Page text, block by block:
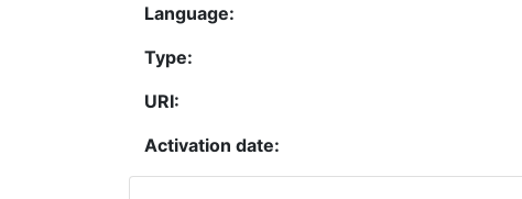
Language:
Type:
URI:
Activation date: